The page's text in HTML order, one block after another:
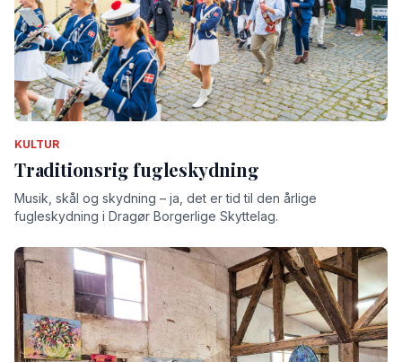
KULTUR
Traditionsrig fugleskydning
Musik, skål og skydning – ja, det er tid til den årlige
fugleskydning i Dragør Borgerlige Skyttelag.